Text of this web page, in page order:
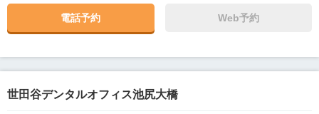
電話予約 Web予約
世田谷デンタルオフィス池尻大橋